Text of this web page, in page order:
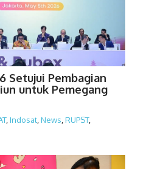
Setujui Pembagian
untuk Pemegang
, Indosat News RUPST,